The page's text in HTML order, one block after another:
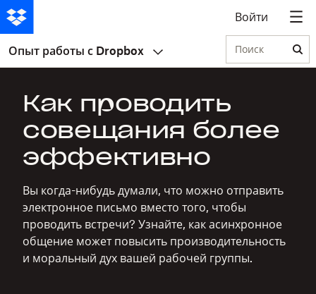
Войти
Опыт работы с Dropbox Поиск
Как проводить
совещания более
эффективно
Вы когда-нибудь думали, что можно отправить
электронное письмо вместо того, чтобы
проводить встречи? Узнайте, как асинхронное
общение может повысить производительность
и моральный дух вашей рабочей группы.